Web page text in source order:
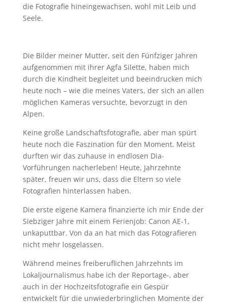
die Fotografie hineingewachsen, wohl mit Leib und
Seele.
Die Bilder meiner Mutter, seit den Fünfziger Jahren
aufgenommen mit ihrer Agfa Silette, haben mich
durch die Kindheit begleitet und beeindrucken mich
heute noch – wie die meines Vaters, der sich an allen
möglichen Kameras versuchte, bevorzugt in den
Alpen.
Keine große Landschaftsfotografie, aber man spürt
heute noch die Faszination für den Moment. Meist
durften wir das zuhause in endlosen Dia-
Vorführungen nacherleben! Heute, Jahrzehnte
später, freuen wir uns, dass die Eltern so viele
Fotografien hinterlassen haben.
Die erste eigene Kamera finanzierte ich mir Ende der
Siebziger Jahre mit einem Ferienjob: Canon AE-1,
unkaputtbar. Von da an hat mich das Fotografieren
nicht mehr losgelassen.
Während meines freiberuflichen Jahrzehnts im
Lokaljournalismus habe ich der Reportage-, aber
auch in der Hochzeitsfotografie ein Gespür
entwickelt für die unwiederbringlichen Momente der